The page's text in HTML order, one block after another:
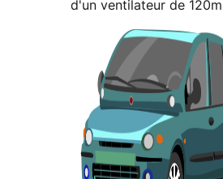
d'un ventilateur de